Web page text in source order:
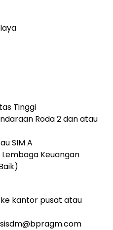
Tinggi
Roda 2 dan atau
SIM A
Keuangan
kantor pusat atau